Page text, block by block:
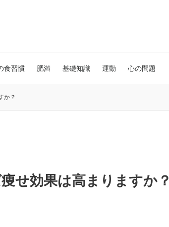
食習慣 肥満 基礎知識 運動 心の問題
か？
せ効果は高まりますか？